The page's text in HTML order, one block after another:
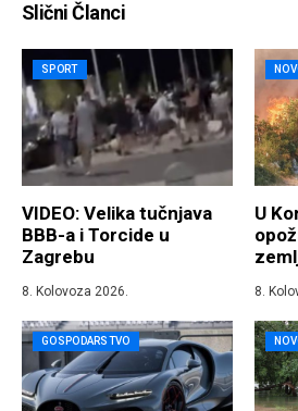
Slični Članci
SPORT
VIDEO: Velika tučnjava
BBB-a i Torcide u
Zagrebu
8. Kolovoza 2026.
U
8.
GOSPODARSTVO